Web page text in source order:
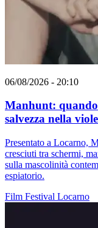
06/08/2026 - 20:10
Manhunt:
salvezza nella
Presentato a Locarno,
cresciuti tra schermi,
sulla mascolinità
espiatorio.
Film Festival Locarno